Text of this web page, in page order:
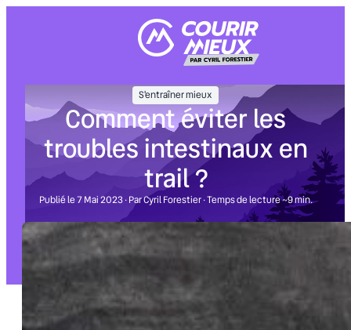
S'entraîner mieux
Comment éviter les
troubles intestinaux en
trail ?
Publié le 7 Mai 2023 · Par Cyril Forestier · Temps de lecture ~9 min.